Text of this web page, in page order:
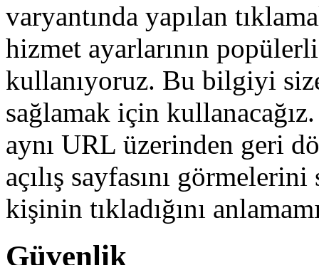
varyantında yapılan
hizmet ayarlarının
kullanıyoruz. Bu bilgiyi
sağlamak için
aynı URL üzerinden geri
açılış sayfasını
kişinin tıkladığını
Güvenlik